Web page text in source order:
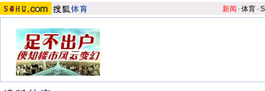
新闻 -体育-S